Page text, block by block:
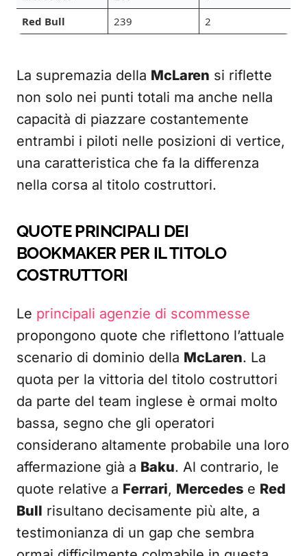
Red Bull
239 2
La supremazia della McLaren si riflette
non solo nei punti totali ma anche nella
capacità di piazzare costantemente
entrambi i piloti nelle posizioni di vertice,
una caratteristica che fa la differenza
nella corsa al titolo costruttori.
QUOTE PRINCIPALI DEI
BOOKMAKER PER IL TITOLO
COSTRUTTORI
Le principali agenzie di scommesse
propongono quote che riflettono l’attuale
scenario di dominio della McLaren. La
quota per la vittoria del titolo costruttori
da parte del team inglese è ormai molto
bassa, segno che gli operatori
considerano altamente probabile una loro
affermazione già a Baku. Al contrario, le
quote relative a Ferrari, Mercedes e Red
Bull risultano decisamente più alte, a
testimonianza di un gap che sembra